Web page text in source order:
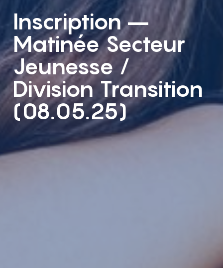
Inscription –
Matinée Secteur
Jeunesse /
Division Transition
(08.05.25)